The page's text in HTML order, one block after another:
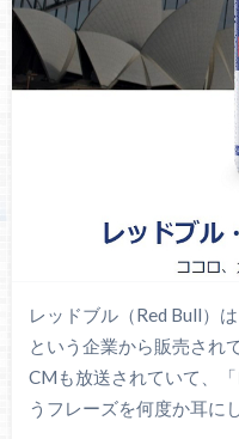
レッドブル（Red Bull）
という企業から販売され
CMも放送されていて、
うフレーズを何度か耳に